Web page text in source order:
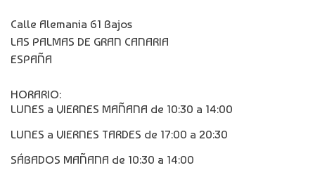
Calle Alemania 61 Bajos
LAS PALMAS DE GRAN CANARIA
ESPAÑA
HORARIO:
LUNES a VIERNES MAÑANA de 10:30 a 14:00
LUNES a VIERNES TARDES de 17:00 a 20:30
SÁBADOS MAÑANA de 10:30 a 14:00